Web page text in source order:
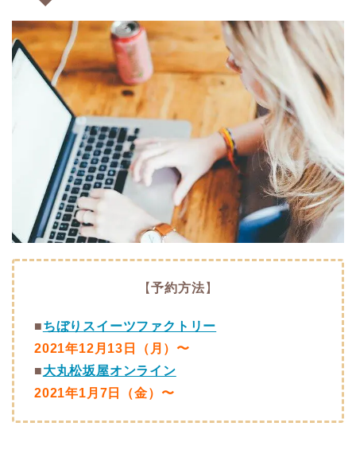
【予約方法 】
■ちぼりスイーツファクトリー
2021年12月13日（月）〜
■大丸松坂屋オンライン
2021年1月7日（金）〜